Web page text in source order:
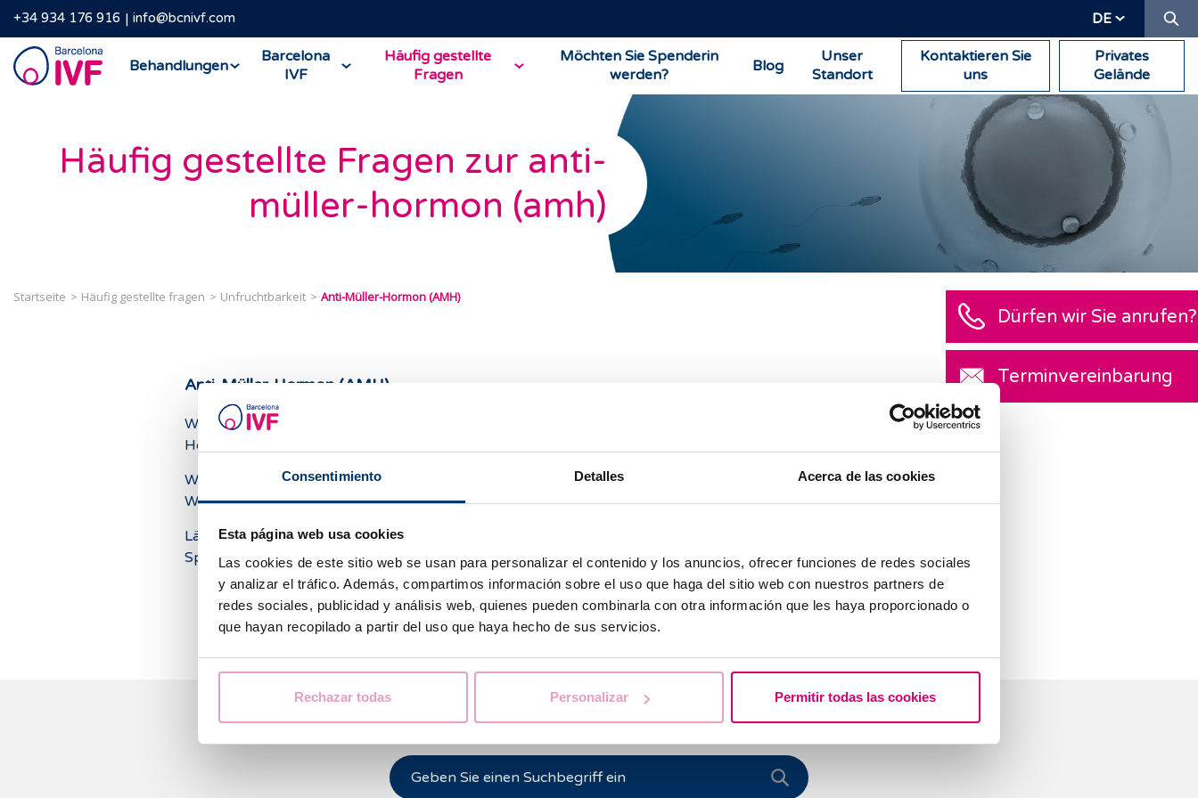
Consentimiento Detalles Acerca de las cookies
Esta página web usa cookies
Las cookies de este sitio web se usan para personalizar el contenido y los anuncios, ofrecer funciones de redes sociales
y analizar el tráfico. Además, compartimos información sobre el uso que haga del sitio web con nuestros partners de
redes sociales, publicidad y análisis web, quienes pueden combinarla con otra información que les haya proporcionado o
que hayan recopilado a partir del uso que haya hecho de sus servicios.
Rechazar todas Personalizar Permitir todas las cookies
+34 934 176 916 info@bcnivf.com DE
Barcelona
IVF
Behandlungen
Barcelona
IVF
Häufig gestellte
Fragen
Möchten Sie Spenderin
werden?
Blog
Unser
Standort
Kontaktieren Sie
uns
Privates
Gelände
Häufig gestellte Fragen zur anti-
müller-hormon (amh)
Startseite Häufig gestellte fragen Unfruchtbarkeit Anti-Müller-Hormon (AMH)
Anti-Müller-Hormon (AMH)
Was passiert, wenn das Anti-Müller-
Hormon (AMH) niedrig ist?
Was bedeutet ein hoher AMH-
Wert?
Lässt sich ein niedriger AMH-
Spiegel verbessern?
Wir beantworten Ihre Fragen
Dürfen wir Sie anrufen?
Terminvereinbarung